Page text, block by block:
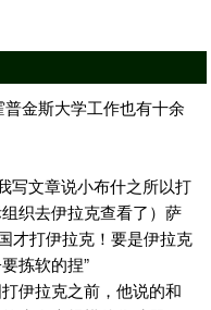
金斯大学工作也有十余
写文章说小布什之所以打
织去伊拉克查看了）萨
才打伊拉克！要是伊拉克
拣软的捏”
伊拉克之前，他说的和